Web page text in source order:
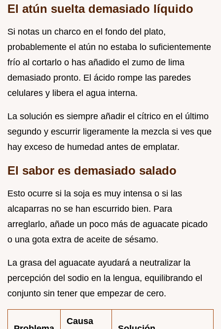
El atún suelta demasiado líquido
Si notas un charco en el fondo del plato,
probablemente el atún no estaba lo suficientemente
frío al cortarlo o has añadido el zumo de lima
demasiado pronto. El ácido rompe las paredes
celulares y libera el agua interna.
La solución es siempre añadir el cítrico en el último
segundo y escurrir ligeramente la mezcla si ves que
hay exceso de humedad antes de emplatar.
El sabor es demasiado salado
Esto ocurre si la soja es muy intensa o si las
alcaparras no se han escurrido bien. Para
arreglarlo, añade un poco más de aguacate picado
o una gota extra de aceite de sésamo.
La grasa del aguacate ayudará a neutralizar la
percepción del sodio en la lengua, equilibrando el
conjunto sin tener que empezar de cero.
Causa